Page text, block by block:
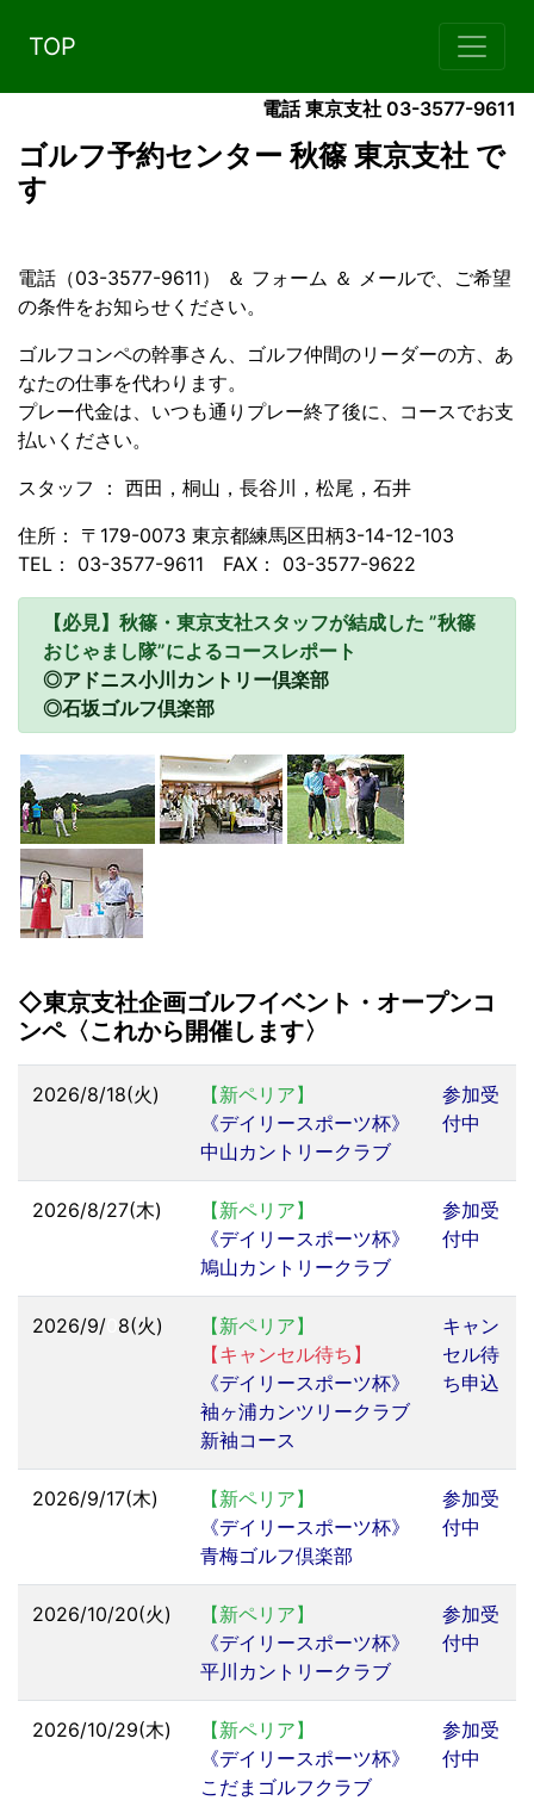
TOP
電話 東京支社 03-3577-9611
ゴルフ予約センター 秋篠 東京支社 で
す
電話（03-3577-9611） ＆ フォーム ＆ メールで、ご希望
の条件をお知らせください。
ゴルフコンペの幹事さん、ゴルフ仲間のリーダーの方、あ
なたの仕事を代わります。
プレー代金は、いつも通りプレー終了後に、コースでお支
払いください。
スタッフ ： 西田，桐山，長谷川，松尾，石井
住所： 〒179-0073 東京都練馬区田柄3-14-12-103
TEL： 03-3577-9611 FAX： 03-3577-9622
【必見】秋篠・東京支社スタッフが結成した ”秋篠
おじゃまし隊”によるコースレポート
◎アドニス小川カントリー倶楽部
◎石坂ゴルフ倶楽部
◇東京支社企画ゴルフイベント・オープンコ
ンペ〈これから開催します〉
2026/8/18(火)
【新ペリア】
《デイリースポーツ杯》
中山カントリークラブ
参加受
付中
2026/8/27(木)
【新ペリア】
《デイリースポーツ杯》
鳩山カントリークラブ
参加受
付中
2026/9/ 8(火)
【新ペリア】
【キャンセル待ち】
《デイリースポーツ杯》
袖ヶ浦カンツリークラブ
新袖コース
キャン
セル待
ち申込
2026/9/17(木)
【新ペリア】
《デイリースポーツ杯》
青梅ゴルフ倶楽部
参加受
付中
2026/10/20(火)
【新ペリア】
《デイリースポーツ杯》
平川カントリークラブ
参加受
付中
2026/10/29(木)
【新ペリア】
《デイリースポーツ杯》
こだまゴルフクラブ
参加受
付中